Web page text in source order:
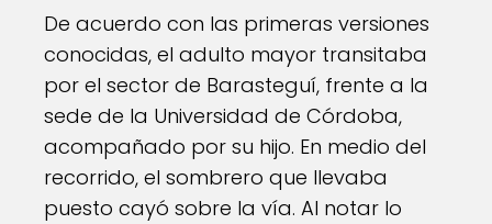
De acuerdo con las primeras versiones
conocidas, el adulto mayor transitaba
por el sector de Barasteguí, frente a la
sede de la Universidad de Córdoba,
acompañado por su hijo. En medio del
recorrido, el sombrero que llevaba
puesto cayó sobre la vía. Al notar lo